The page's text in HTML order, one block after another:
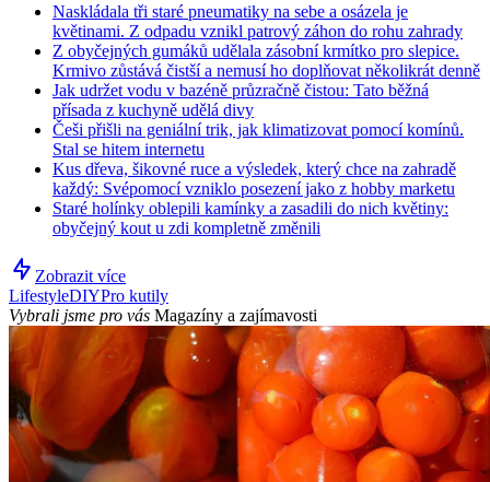
Naskládala tři staré pneumatiky na sebe a osázela je
květinami. Z odpadu vznikl patrový záhon do rohu zahrady
Z obyčejných gumáků udělala zásobní krmítko pro slepice.
Krmivo zůstává čistší a nemusí ho doplňovat několikrát denně
Jak udržet vodu v bazéně průzračně čistou: Tato běžná
přísada z kuchyně udělá divy
Češi přišli na geniální trik, jak klimatizovat pomocí komínů.
Stal se hitem internetu
Kus dřeva, šikovné ruce a výsledek, který chce na zahradě
každý: Svépomocí vzniklo posezení jako z hobby marketu
Staré holínky oblepili kamínky a zasadili do nich květiny:
obyčejný kout u zdi kompletně změnili
Zobrazit více
LifestyleDIYPro kutily
Vybrali jsme pro vás Magazíny a zajímavosti